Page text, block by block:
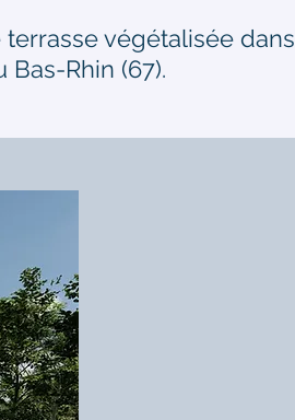
végétalisée dans
Rhin (67).